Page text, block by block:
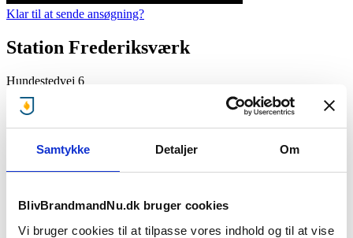
Samtykke Detaljer Om
BlivBrandmandNu.dk bruger cookies
Vi bruger cookies til at tilpasse vores indhold og til at vise
Klar til at sende ansøgning?
Station Frederiksværk
Hundestedvej 6
3300 Frederiksværk
Kontaktperson:
Kim Christiansen, Stationsleder
Træffetid: